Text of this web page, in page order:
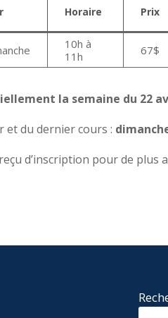
Horaire Prix
10h à
11h
67$
la semaine du 22
et du dernier cours :
d’inscription pour de plus